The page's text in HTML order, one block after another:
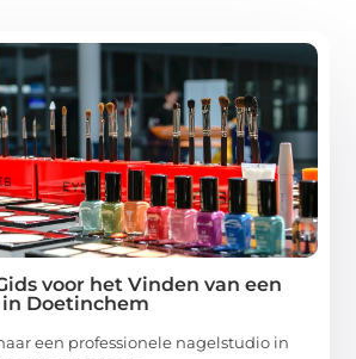
voor het Vinden van een
Doetinchem
een professionele nagelstudio in